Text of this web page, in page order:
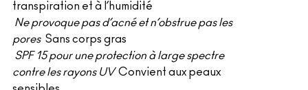
transpiration et à l’humidité
Ne provoque pas d’acné et n’obstrue pas les
pores Sans corps gras
SPF 15 pour une protection à large spectre
contre les rayons UVConvient aux peaux